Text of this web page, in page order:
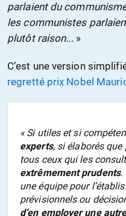
parlaient du
les communistes
plutôt raison... »
C’est une version
regretté prix Nobel
« Si utiles et si
experts, si élaborés que
tous ceux qui les
extrêmement prudents.
une équipe pour
prévisionnels ou
d’en employer une